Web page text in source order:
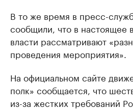
В то же время в пресс-
сообщили, что в настоящее
власти рассматривают
проведения мероприятия».
На официальном сайте
полк» сообщается, что
из-за жестких требований